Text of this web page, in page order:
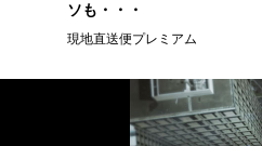
ソも・・・
現地直送便プレミアム